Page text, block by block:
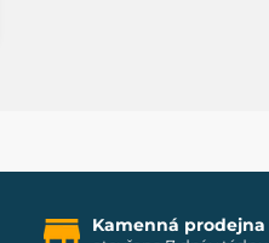
Kamenná prodejna